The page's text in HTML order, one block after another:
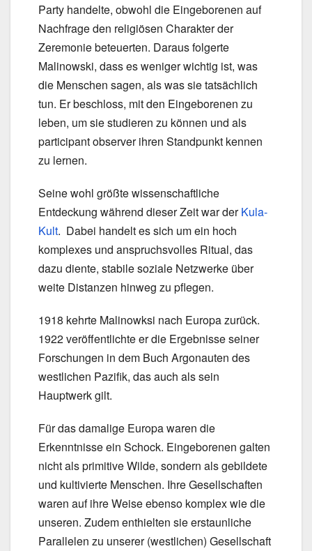
Party handelte, obwohl die Eingeborenen auf
Nachfrage den religiösen Charakter der
Zeremonie beteuerten. Daraus folgerte
Malinowski, dass es weniger wichtig ist, was
die Menschen sagen, als was sie tatsächlich
tun. Er beschloss, mit den Eingeborenen zu
leben, um sie studieren zu können und als
participant observer ihren Standpunkt kennen
zu lernen.
Seine wohl größte wissenschaftliche
Entdeckung während dieser Zeit war derKula-
Kult. Dabei handelt es sich um ein hoch
komplexes und anspruchsvolles Ritual, das
dazu diente, stabile soziale Netzwerke über
weite Distanzen hinweg zu pflegen.
1918 kehrte Malinowksi nach Europa zurück.
1922 veröffentlichte er die Ergebnisse seiner
Forschungen in dem Buch Argonauten des
westlichen Pazifik, das auch als sein
Hauptwerk gilt.
Für das damalige Europa waren die
Erkenntnisse ein Schock. Eingeborenen galten
nicht als primitive Wilde, sondern als gebildete
und kultivierte Menschen. Ihre Gesellschaften
waren auf ihre Weise ebenso komplex wie die
unseren. Zudem enthielten sie erstaunliche
Parallelen zu unserer (westlichen) Gesellschaft